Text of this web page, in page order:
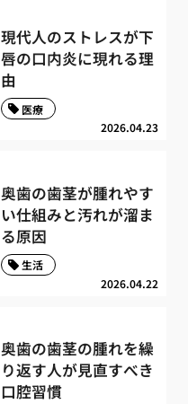
現代人のストレスが下
唇の口内炎に現れる理
由
2026.04.23
医療
奥歯の歯茎が腫れやす
い仕組みと汚れが溜ま
る原因
2026.04.22
生活
奥歯の歯茎の腫れを繰
り返す人が見直すべき
口腔習慣